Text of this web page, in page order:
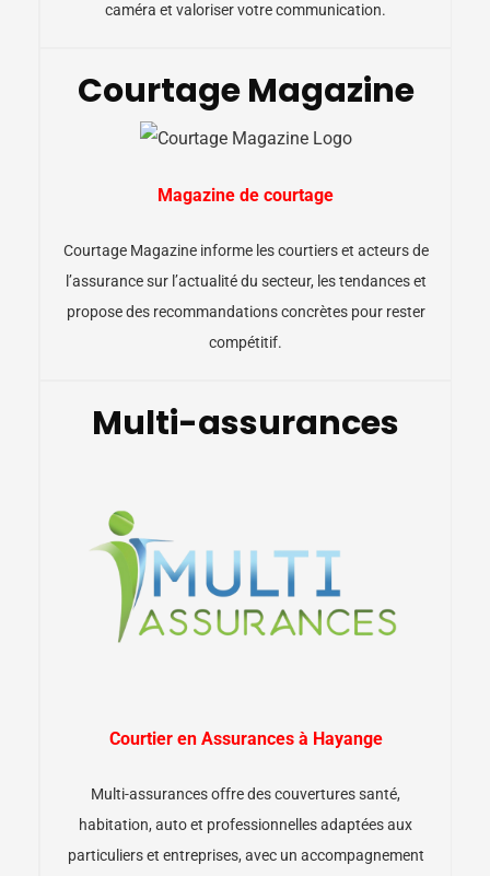
caméra et valoriser votre communication.
Courtage Magazine
Magazine de courtage
Courtage Magazine informe les courtiers et acteurs de
l’assurance sur l’actualité du secteur, les tendances et
propose des recommandations concrètes pour rester
compétitif.
Multi-assurances
Courtier en Assurances à Hayange
Multi-assurances offre des couvertures santé,
habitation, auto et professionnelles adaptées aux
particuliers et entreprises, avec un accompagnement